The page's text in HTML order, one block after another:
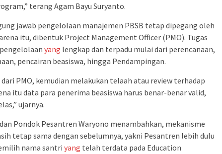
terang Agam Bayu Suryanto.
jawab pengelolaan manajemen PBSB tetap dipegang oleh
itu, dibentuk Project Management Officer (PMO). Tugas
yang lengkap dan terpadu mulai dari perencanaan,
pencairan beasiswa, hingga Pendampingan.
PMO, kemudian melakukan telaah atau review terhadap
itu data para penerima beasiswa harus benar-benar valid,
ujarnya.
Pondok Pesantren Waryono menambahkan, mekanisme
tetap sama dengan sebelumnya, yakni Pesantren lebih dulu
nama santri yang telah terdata pada Education